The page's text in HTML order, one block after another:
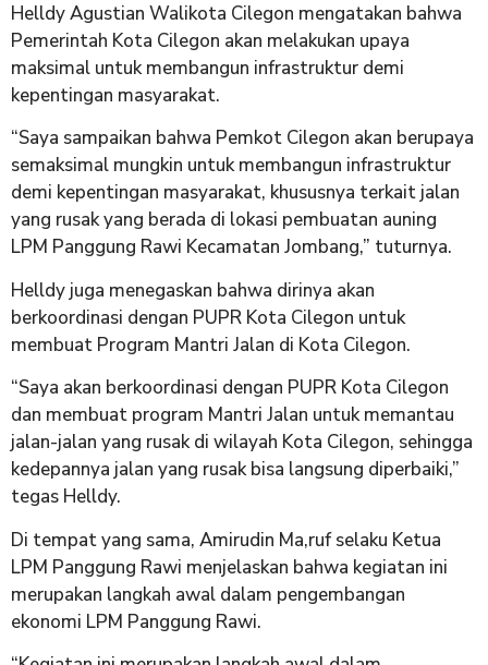
Helldy Agustian Walikota Cilegon mengatakan bahwa
Pemerintah Kota Cilegon akan melakukan upaya
maksimal untuk membangun infrastruktur demi
kepentingan masyarakat.
“Saya sampaikan bahwa Pemkot Cilegon akan berupaya
semaksimal mungkin untuk membangun infrastruktur
demi kepentingan masyarakat, khususnya terkait jalan
yang rusak yang berada di lokasi pembuatan auning
LPM Panggung Rawi Kecamatan Jombang,” tuturnya.
Helldy juga menegaskan bahwa dirinya akan
berkoordinasi dengan PUPR Kota Cilegon untuk
membuat Program Mantri Jalan di Kota Cilegon.
“Saya akan berkoordinasi dengan PUPR Kota Cilegon
dan membuat program Mantri Jalan untuk memantau
jalan-jalan yang rusak di wilayah Kota Cilegon, sehingga
kedepannya jalan yang rusak bisa langsung diperbaiki,”
tegas Helldy.
Di tempat yang sama, Amirudin Ma,ruf selaku Ketua
LPM Panggung Rawi menjelaskan bahwa kegiatan ini
merupakan langkah awal dalam pengembangan
ekonomi LPM Panggung Rawi.